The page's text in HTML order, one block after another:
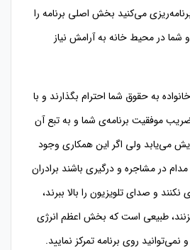
می‌کنید بخش اصلی برنامه را
شما در محیط خانه به آرامش نیاز
به حقوق شما احترام بگذارند و با
موفقیت برنامه‌ی شما و به تبع آن
می‌یابد ولی اگر این همکاری وجود
مدام در مشاجره و درگیری باشند برادران
و صدای تلویزیون را بالا ببرند،
طبیعی است که بخش اعظم انرژی
روی برنامه تمرکز نمایید.